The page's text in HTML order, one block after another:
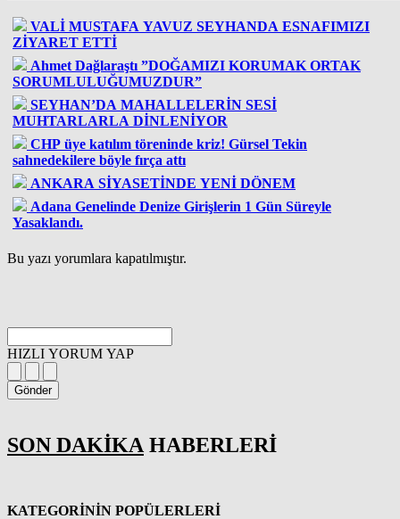
VALİ MUSTAFA YAVUZ SEYHANDA ESNAFIMIZI
ZİYARET ETTİ
Ahmet Dağlaraştı ”DOĞAMIZI KORUMAK ORTAK
SORUMLULUĞUMUZDUR”
SEYHAN’DA MAHALLELERİN SESİ
MUHTARLARLA DİNLENİYOR
CHP üye katılım töreninde kriz! Gürsel Tekin
sahnedekilere böyle fırça attı
ANKARA SİYASETİNDE YENİ DÖNEM
Adana Genelinde Denize Girişlerin 1 Gün Süreyle
Yasaklandı.
Bu yazı yorumlara kapatılmıştır.
HIZLI YORUM YAP
Gönder
SON DAKİKA HABERLERİ
KATEGORİNİN POPÜLERLERİ